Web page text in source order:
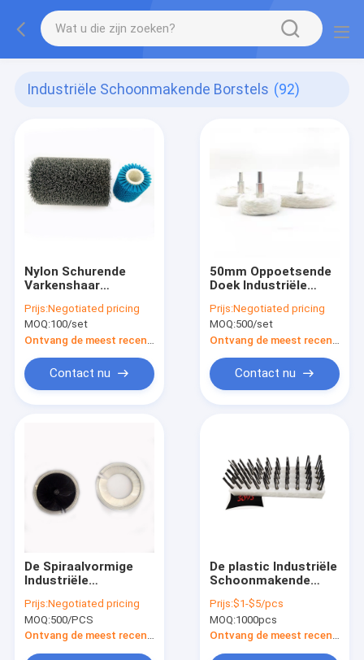
Industriële Schoonmakende Borstels (92)
Nylon Schurende
Varkenshaar
Schoonmakende
Borstels
Prijs:Negotiated pricing
MOQ:100/set
Contact nu
50mm Oppoetsende
Doek Industriële
Borstels
Prijs:Negotiated pricing
MOQ:500/set
Contact nu
De Spiraalvormige
Industriële
Borstels van de
messingsgloeidraad
Prijs:Negotiated pricing
MOQ:500/PCS
De plastic Industriële
Schoonmakende
Basisblok 19.5cm de
Draadboender van
het Lengtestaal
Prijs:$1-$5/pcs
MOQ:1000pcs